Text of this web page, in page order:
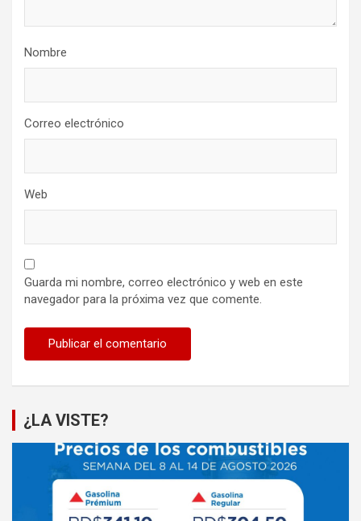
Nombre
Correo electrónico
Web
Guarda mi nombre, correo electrónico y web en este
navegador para la próxima vez que comente.
¿LA VISTE?